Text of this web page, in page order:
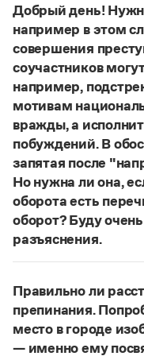
Словари русского
Справочники
Правила русской
Русский язык. Краткий
для школьников
Справочник по
Словарь-справочник
Справочник по
Азбучные истины
Словарь-справочник
Журнал
Новости и события
Управление в
Словарь русских
Словарь
Правила
(1956)
Добрый день!
например в этом
совершения
соучастников
например,
мотивам
вражды, а
побуждений. В
запятая после
Но нужна ли она,
оборота есть
оборот? Буду
разъяснения.
В § 94«Правил
слова и сочетания
частей сложного
следующему за
Правильно ли
препинания.
место в городе
— именно ему